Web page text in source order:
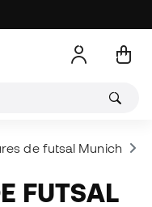
de futsal Munich